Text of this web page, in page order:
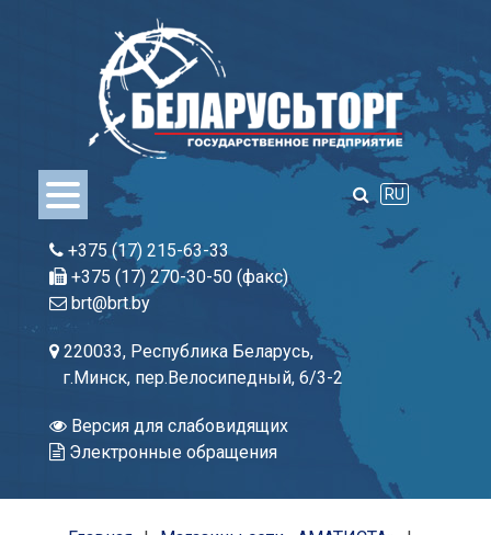
RU
+375 (17) 215-63-33
+375 (17) 270-30-50 (факс)
brt@brt.by
220033, Республика Беларусь,
г.Минск, пер.Велосипедный, 6/3-2
Версия для слабовидящих
Электронные обращения